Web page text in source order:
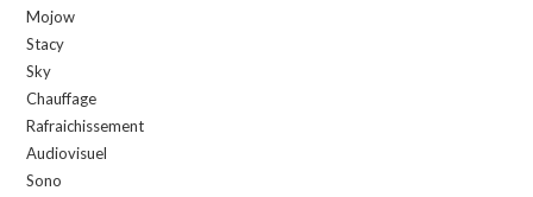
Mojow
Stacy
Sky
Chauffage
Rafraichissement
Audiovisuel
Sono